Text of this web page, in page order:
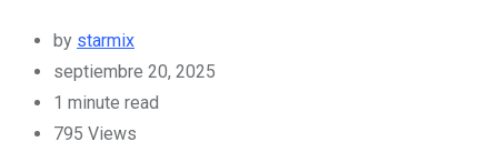
by starmix
septiembre 20, 2025
1 minute read
795 Views